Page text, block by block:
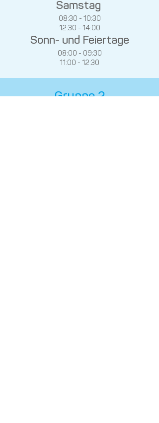
Samstag
08:30 - 10:30
12:30 - 14:00
Sonn- und Feiertage
08:00 - 09:30
11:00 - 12:30
Gruppe 2